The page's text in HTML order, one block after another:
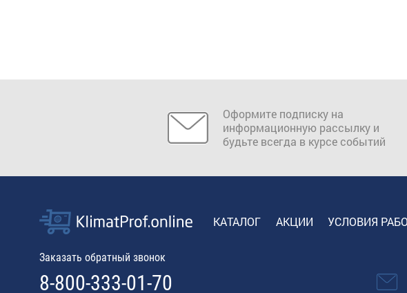
Оформите подписку на
информационную рассылку и
будьте всегда в курсе событий
КАТАЛОГ АКЦИИ УСЛОВИЯ
Заказать обратный звонок
8-800-333-01-70